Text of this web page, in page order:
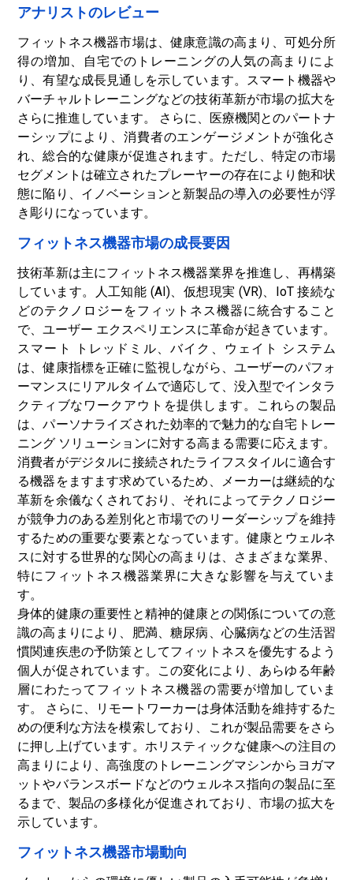
アナリストのレビュー
フィットネス機器市場は、健康意識の高まり、可処分所
得の増加、自宅でのトレーニングの人気の高まりによ
り、有望な成長見通しを示しています。スマート機器や
バーチャルトレーニングなどの技術革新が市場の拡大を
さらに推進しています。 さらに、医療機関とのパートナ
ーシップにより、消費者のエンゲージメントが強化さ
れ、総合的な健康が促進されます。ただし、特定の市場
セグメントは確立されたプレーヤーの存在により飽和状
態に陥り、イノベーションと新製品の導入の必要性が浮
き彫りになっています。
フィットネス機器市場の成長要因
技術革新は主にフィットネス機器業界を推進し、再構築
しています。人工知能 (AI)、仮想現実 (VR)、IoT 接続な
どのテクノロジーをフィットネス機器に統合すること
で、ユーザー エクスペリエンスに革命が起きています。
スマート トレッドミル、バイク、ウェイト システム
は、健康指標を正確に監視しながら、ユーザーのパフォ
ーマンスにリアルタイムで適応して、没入型でインタラ
クティブなワークアウトを提供します。これらの製品
は、パーソナライズされた効率的で魅力的な自宅トレー
ニング ソリューションに対する高まる需要に応えます。
消費者がデジタルに接続されたライフスタイルに適合す
る機器をますます求めているため、メーカーは継続的な
革新を余儀なくされており、それによってテクノロジー
が競争力のある差別化と市場でのリーダーシップを維持
するための重要な要素となっています。 健康とウェルネ
スに対する世界的な関心の高まりは、さまざまな業界、
特にフィットネス機器業界に大きな影響を与えていま
す。
身体的健康の重要性と精神的健康との関係についての意
識の高まりにより、肥満、糖尿病、心臓病などの生活習
慣関連疾患の予防策としてフィットネスを優先するよう
個人が促されています。この変化により、あらゆる年齢
層にわたってフィットネス機器の需要が増加していま
す。 さらに、リモートワーカーは身体活動を維持するた
めの便利な方法を模索しており、これが製品需要をさら
に押し上げています。ホリスティックな健康への注目の
高まりにより、高強度のトレーニングマシンからヨガマ
ットやバランスボードなどのウェルネス指向の製品に至
るまで、製品の多様化が促進されており、市場の拡大を
示しています。
フィットネス機器市場動向